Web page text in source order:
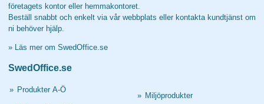
företagets kontor eller hemmakontoret.
Beställ snabbt och enkelt via vår webbplats eller kontakta kundtjänst om
ni behöver hjälp.
» Läs mer om SwedOffice.se
SwedOffice.se
» Produkter A-Ö
» Miljöprodukter